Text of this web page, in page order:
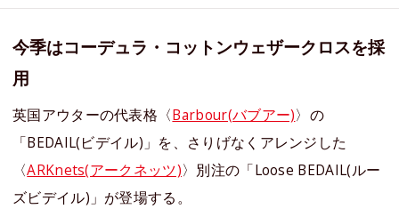
今季はコーデュラ・コットンウェザークロスを採
用
英国アウターの代表格〈Barbour(バブアー)〉の
「BEDAIL(ビデイル)」を、さりげなくアレンジした
〈ARKnets(アークネッツ)〉別注の「Loose BEDAIL(ルー
ズビデイル)」が登場する。